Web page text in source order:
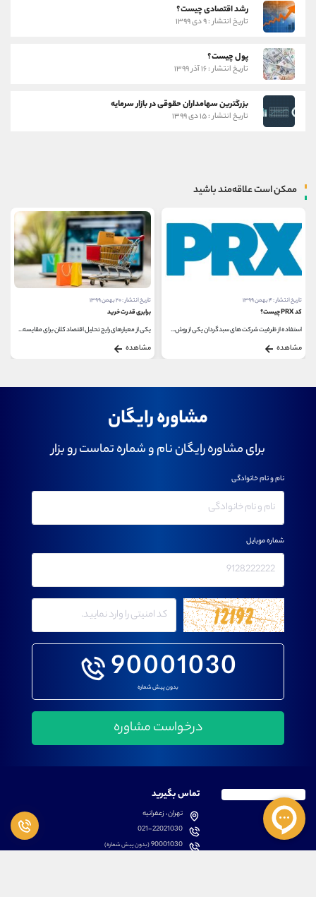
رشد اقتصادی چیست؟
تاریخ انتشار : ۹ دی ۱۳۹۹
پول چیست؟
تاریخ انتشار : ۱۶ آذر ۱۳۹۹
بزرگترین سهامداران حقوقی در بازار سرمایه
تاریخ انتشار : ۱۵ دی ۱۳۹۹
ممکن است علاقه‌مند باشید
تاریخ انتشار : ۴ بهمن ۱۳۹۹
کد PRX چیست؟
استفاده از ظرفیت شرکت های سبدگردان یکی از روش...
مشاهده
تاریخ انتشار : ۲۰ بهمن ۱۳۹۹
برابری قدرت خرید
یکی از معیارهای رایج تحلیل اقتصاد کلان برای مقایسه...
مشاهده
مشاوره رایگان
برای مشاوره رایگان نام و شماره تماست رو بزار
90001030
بدون پیش شماره
نام و نام خانوادگی
شماره موبایل
تماس بگیرید
تهران، زعفرانیه
021-22021030
90001030(بدون پیش شماره)